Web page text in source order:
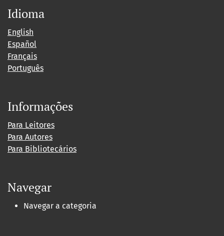
Idioma
English
Español
Français
Português
Informações
Para Leitores
Para Autores
Para Bibliotecários
Navegar
Navegar a categoria